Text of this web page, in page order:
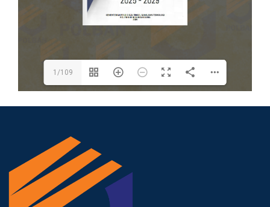
1/109